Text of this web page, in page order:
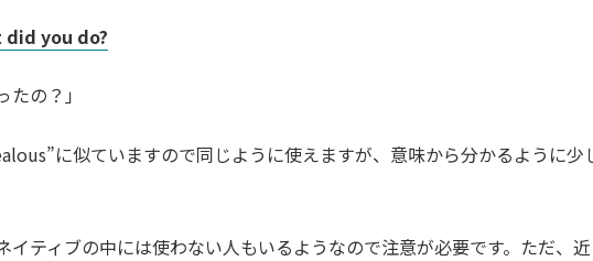
did you do?
たの？」
に似ていますので同じように使えますが、意味から分かるように少
イティブの中には使わない人もいるようなので注意が必要です。ただ、近